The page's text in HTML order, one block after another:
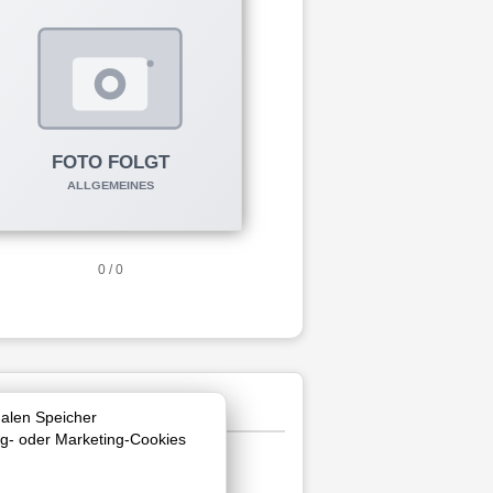
Speicher
oder Marketing-Cookies
0 / 0